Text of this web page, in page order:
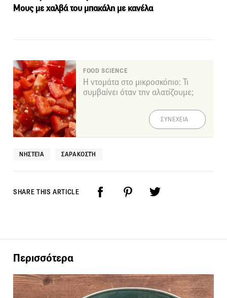
Μους με χαλβά του μπακάλη με κανέλα
FOOD SCIENCE
Η ντομάτα στο μικροσκόπιο: Τι
συμβαίνει όταν την αλατίζουμε;
ΣΥΝΕΧΕΙΑ
ΝΗΣΤΕΊΑ ΣΑΡΑΚΟΣΤΉ
SHARE THIS ARTICLE
Περισσότερα